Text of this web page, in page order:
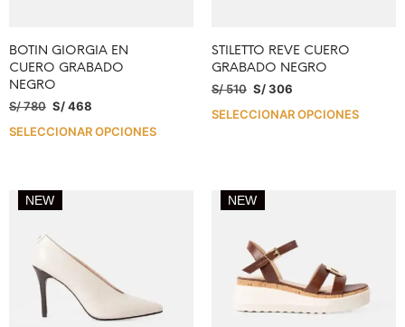
BOTIN GIORGIA EN
CUERO GRABADO
NEGRO
S/780 S/468
SELECCIONAR OPCIONES
STILETTO REVE CUERO
GRABADO NEGRO
S/510 S/306
SELECCIONAR OPCIONES
NEW NEW